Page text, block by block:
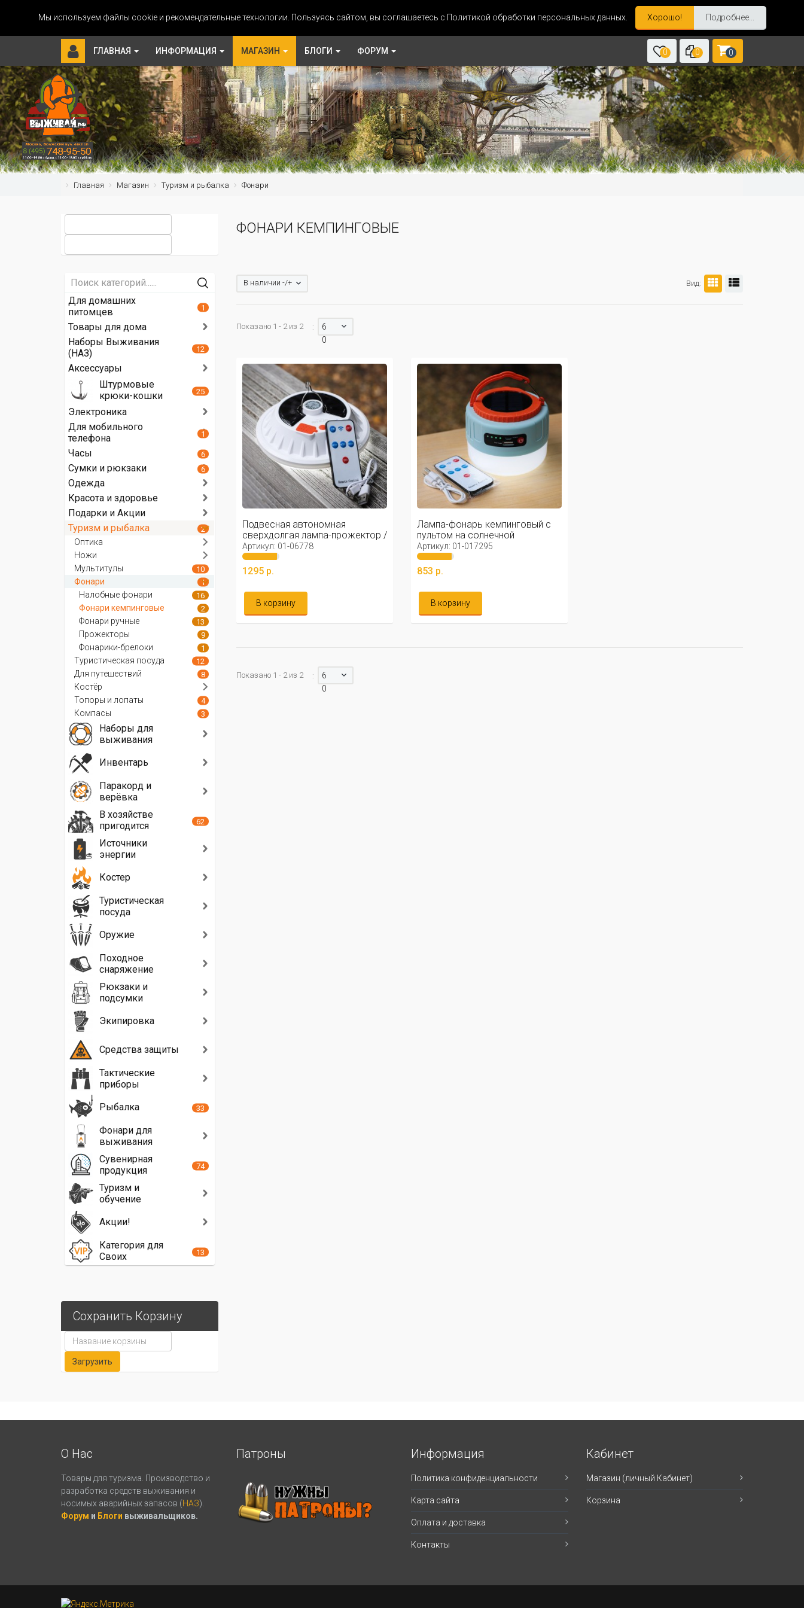
Мы используем файлы cookie и рекомендательные технологии. Пользуясь сайтом, вы соглашаетесь с Политикой обработки персональных данных. Хорошо! Подробнее...
ГЛАВНАЯ ИНФОРМАЦИЯ МАГАЗИН БЛОГИ ФОРУМ 0 0 0
Главная Магазин Туризм и рыбалка Фонари
ФОНАРИ КЕМПИНГОВЫЕ
Вид:
В наличии -/+
Показано 1 - 2 из 2 :
6
0
Подвесная автономная
сверхдолгая лампа-прожектор /
фонарь ...
Артикул: 01-06778
1295 р.
В корзину
Лампа-фонарь кемпинговый с
пультом на солнечной
батарее ...
Артикул: 01-017295
853 р.
В корзину
Показано 1 - 2 из 2 :
6
0
Для домашних
питомцев
1
Товары для дома
Наборы Выживания
(НАЗ)
12
Аксессуары
Штурмовые
крюки-кошки
25
Электроника
Для мобильного
телефона
1
Часы 6
Сумки и рюкзаки 6
Одежда
Красота и здоровье
Подарки и Акции
Туризм и рыбалка
2
Оптика
Ножи
Мультитулы
10
Фонари 1
Налобные фонари 16
Фонари кемпинговые 2
Фонари ручные 13
Прожекторы 9
Фонарики-брелоки 1
Туристическая посуда 12
Для путешествий 8
Костёр
Топоры и лопаты
4
Компасы 3
Наборы для
выживания
Инвентарь
Паракорд и
верёвка
В хозяйстве
пригодится
62
Источники
энергии
Костер
Туристическая
посуда
Оружие
Походное
снаряжение
Рюкзаки и
подсумки
Экипировка
Средства защиты
Тактические
приборы
Рыбалка
33
Фонари для
выживания
Сувенирная
продукция
74
Туризм и
обучение
Акции!
Категория для
Своих
13
Сохранить Корзину
О Нас
Товары для туризма. Производство и
разработка средств выживания и
носимых аварийных запасов (НАЗ).
Форум и Блоги выживальщиков.
Патроны Информация
Политика конфиденциальности
Карта сайта
Оплата и доставка
Контакты
Кабинет
Магазин (личный Кабинет)
Корзина